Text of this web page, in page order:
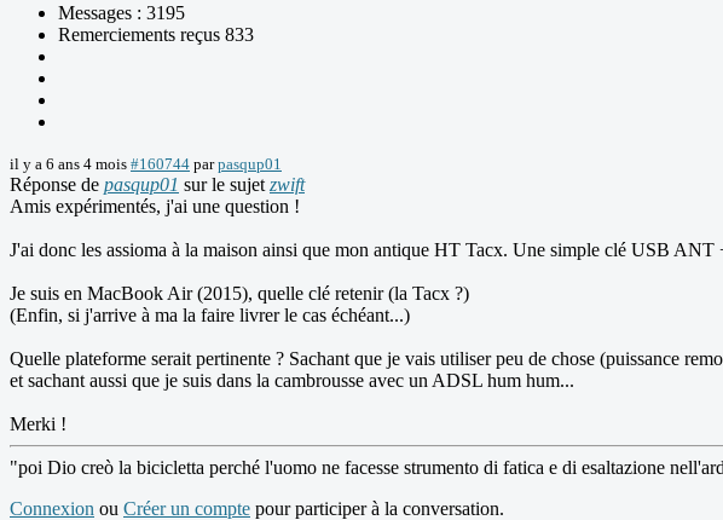
Messages : 3195
Remerciements reçus 833
il y a 6 ans 4 mois #160744 parpasqup01
Réponse de pasqup01 sur le sujet zwift
Amis expérimentés, j'ai une question !
J'ai donc les assioma à la maison ainsi que mon antique HT Tacx. Une simple clé USB
Je suis en MacBook Air (2015), quelle clé retenir (la Tacx ?)
(Enfin, si j'arrive à ma la faire livrer le cas échéant...)
Quelle plateforme serait pertinente ? Sachant que je vais utiliser peu de chose (puissance
et sachant aussi que je suis dans la cambrousse avec un ADSL hum hum...
Merki !
"poi Dio creò la bicicletta perché l'uomo ne facesse strumento di fatica e di esaltazione
Connexion ou Créer un compte pour participer à la conversation.